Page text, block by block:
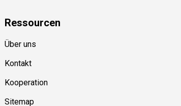
Ressourcen
Über uns
Kontakt
Kooperation
Sitemap